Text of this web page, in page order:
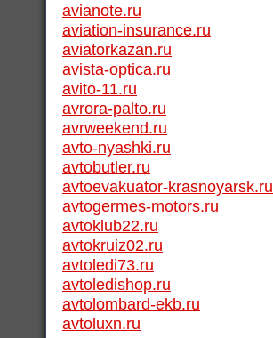
avianote.ru
aviation-insurance.ru
aviatorkazan.ru
avista-optica.ru
avito-11.ru
avrora-palto.ru
avrweekend.ru
avto-nyashki.ru
avtobutler.ru
avtoevakuator-krasnoyarsk.ru
avtogermes-motors.ru
avtoklub22.ru
avtokruiz02.ru
avtoledi73.ru
avtoledishop.ru
avtolombard-ekb.ru
avtoluxn.ru